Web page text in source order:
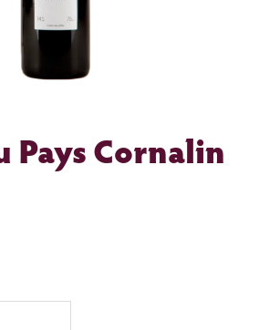
Pays Cornalin